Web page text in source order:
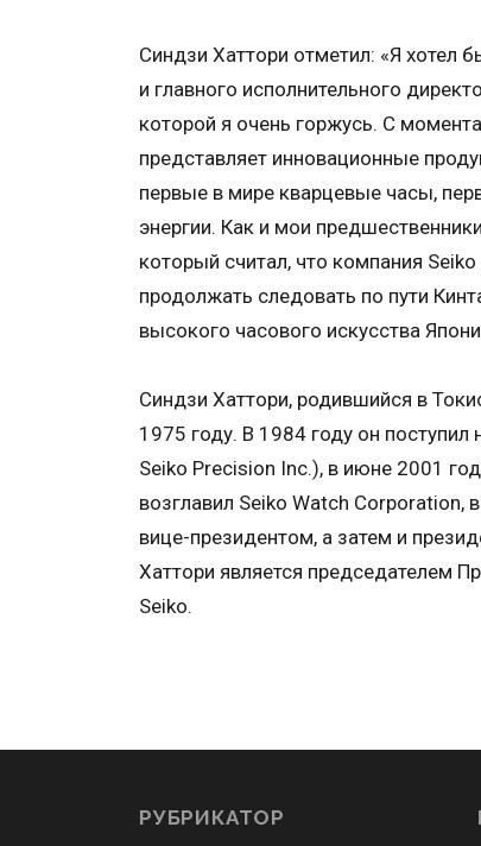
Синдзи Хаттори отметил: «Я хотел
и главного исполнительного
которой я очень горжусь. С
представляет инновационные
первые в мире кварцевые часы,
энергии. Как и мои
который считал, что компания
продолжать следовать по пути
высокого часового искусства
Синдзи Хаттори, родившийся в
1975 году. В 1984 году он поступил
Seiko Precision Inc.), в июне 2001
возглавил Seiko Watch Corporation,
вице-президентом, а затем и
Хаттори является председателем
Seiko.
РУБРИКАТОР